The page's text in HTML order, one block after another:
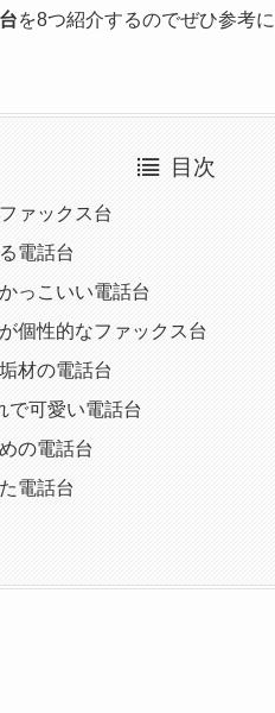
を8つ紹介するのでぜひ参考
目次
ァックス台
電話台
っこいい電話台
個性的なファックス台
材の電話台
で可愛い電話台
の電話台
電話台